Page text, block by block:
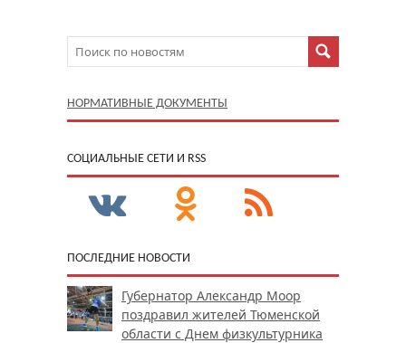
НОРМАТИВНЫЕ ДОКУМЕНТЫ
CОЦИАЛЬНЫЕ СЕТИ И RSS
ПОСЛЕДНИЕ НОВОСТИ
Губернатор Александр Моор
поздравил жителей Тюменской
области с Днем физкультурника